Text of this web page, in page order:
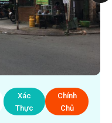
Xác
Thực
Chính
Chủ